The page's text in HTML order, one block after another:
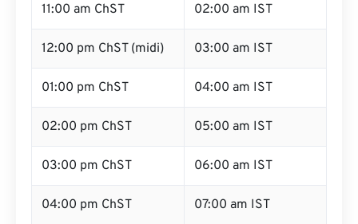
11:00 am ChST 02:00 am IST
12:00 pm ChST (midi) 03:00 am IST
01:00 pm ChST 04:00 am IST
02:00 pm ChST 05:00 am IST
03:00 pm ChST 06:00 am IST
04:00 pm ChST 07:00 am IST